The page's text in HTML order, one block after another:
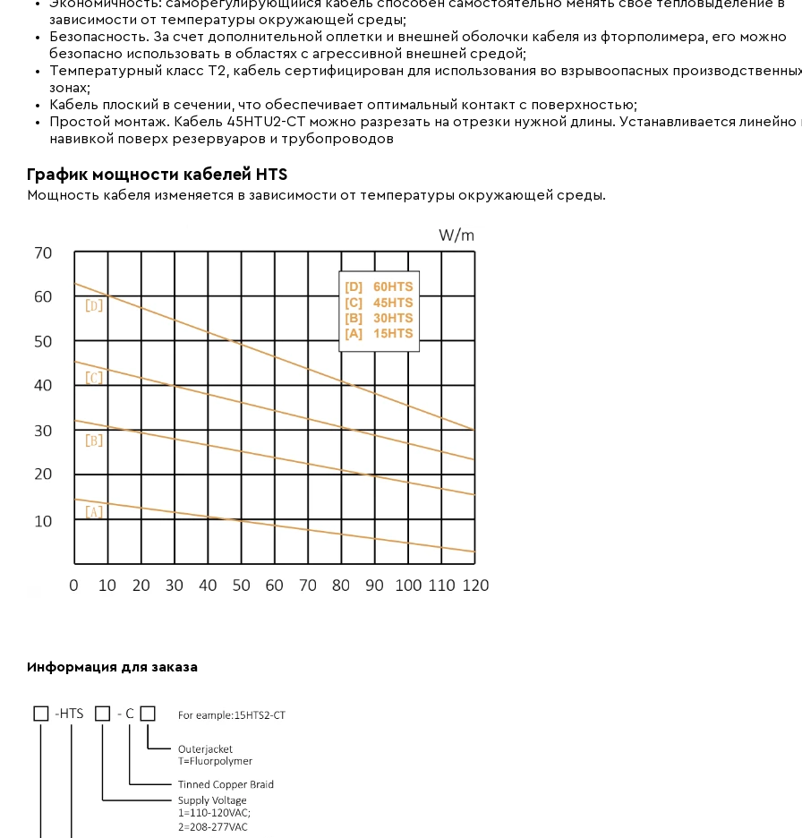
зависимости от температуры окружающей среды;
Безопасность. За счет дополнительной оплетки и внешней оболочки кабеля из фторполимера, его можно
безопасно использовать в областях с агрессивной внешней средой;
Температурный класс Т2, кабель сертифицирован для использования во взрывоопасных
зонах;
Кабель плоский в сечении, что обеспечивает оптимальный контакт с поверхностью;
Простой монтаж. Кабель 45HTU2-CT можно разрезать на отрезки нужной длины. Устанавливается линейно
навивкой поверх резервуаров и трубопроводов
График мощности кабелей HTS
Мощность кабеля изменяется в зависимости от температуры окружающей среды.
Информация для заказа